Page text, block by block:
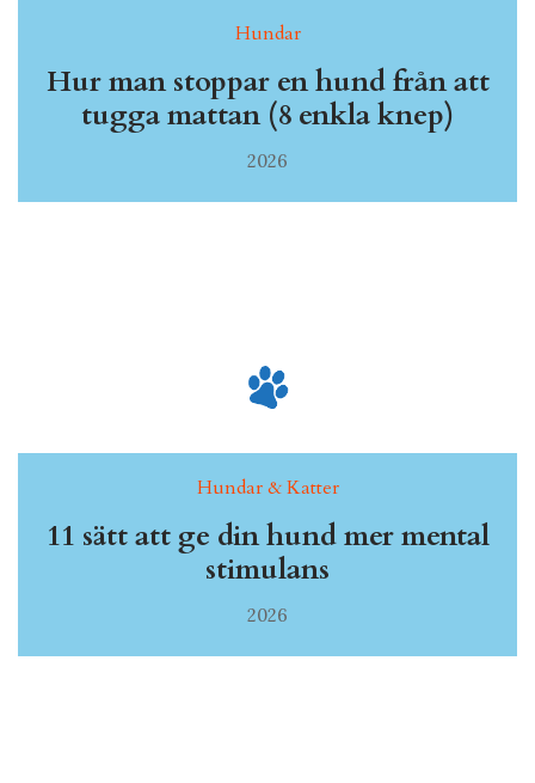
Hundar
Hur man stoppar en hund från att
tugga mattan (8 enkla knep)
2026
Hundar & Katter
11 sätt att ge din hund mer mental
stimulans
2026